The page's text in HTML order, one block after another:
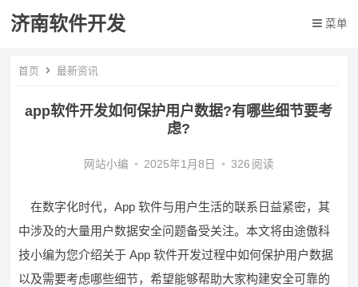
济南软件开发 菜单
首页 最新资讯
app软件开发如何保护用户数据?有哪些细节要考
虑?
网站小编 • 2025年1月8日 • 326 阅读
在数字化时代，App 软件与用户生活的联系日益紧密，其
中涉及的大量用户数据安全问题备受关注。本文将由途傲科
技小编为您介绍关于 App 软件开发过程中如何保护用户数据
以及需要考虑哪些细节，希望能够帮助大家构建安全可靠的